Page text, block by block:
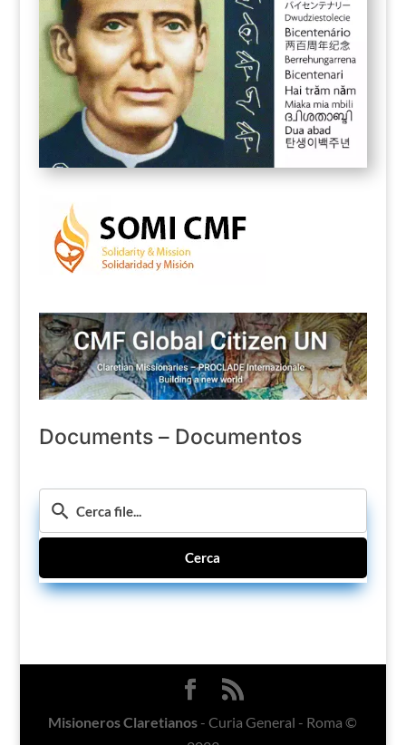
Documents – Documentos
Cerca
Misioneros Claretianos - Curia General - Roma ©